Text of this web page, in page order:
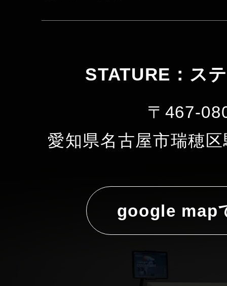
STATURE：ス
〒467-
愛知県名古屋市瑞穂
google map